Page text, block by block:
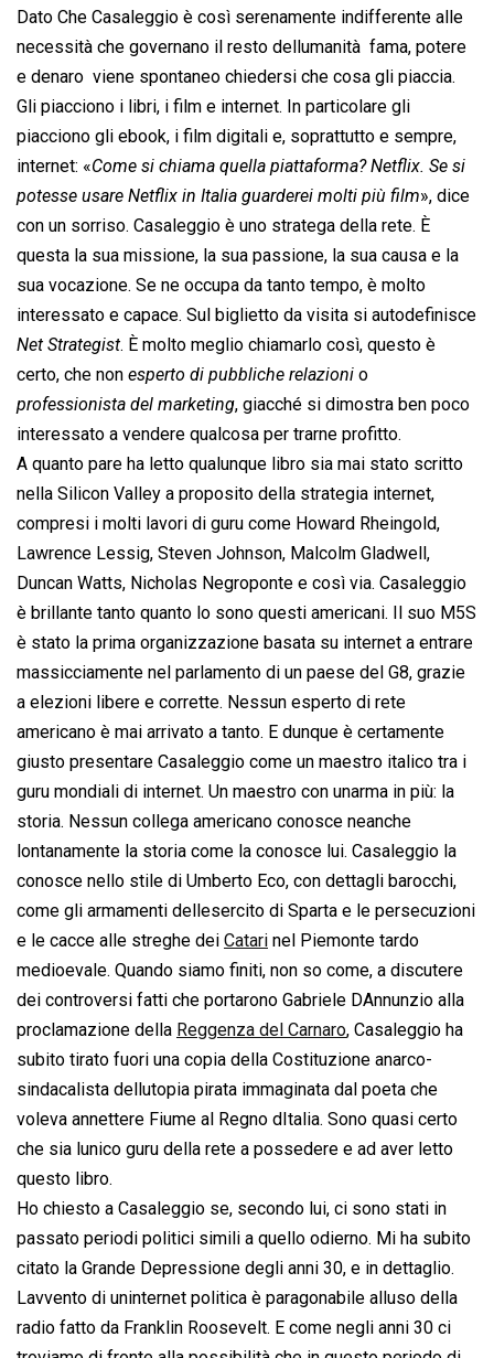
Dato Che Casaleggio è così serenamente indifferente alle
necessità che governano il resto dellumanità  fama, potere
e denaro  viene spontaneo chiedersi che cosa gli piaccia.
Gli piacciono i libri, i film e internet. In particolare gli
piacciono gli ebook, i film digitali e, soprattutto e sempre,
internet: «Come si chiama quella piattaforma? Netflix. Se si
potesse usare Netflix in Italia guarderei molti più film», dice
con un sorriso. Casaleggio è uno stratega della rete. È
questa la sua missione, la sua passione, la sua causa e la
sua vocazione. Se ne occupa da tanto tempo, è molto
interessato e capace. Sul biglietto da visita si autodefinisce
Net Strategist. È molto meglio chiamarlo così, questo è
certo, che non  esperto di pubbliche relazioni  o
professionista del marketing, giacché si dimostra ben poco
interessato a vendere qualcosa per trarne profitto.
A quanto pare ha letto qualunque libro sia mai stato scritto
nella Silicon Valley a proposito della strategia internet,
compresi i molti lavori di guru come Howard Rheingold,
Lawrence Lessig, Steven Johnson, Malcolm Gladwell,
Duncan Watts, Nicholas Negroponte e così via. Casaleggio
è brillante tanto quanto lo sono questi americani. Il suo M5S
è stato la prima organizzazione basata su internet a entrare
massicciamente nel parlamento di un paese del G8, grazie
a elezioni libere e corrette. Nessun esperto di rete
americano è mai arrivato a tanto. E dunque è certamente
giusto presentare Casaleggio come un maestro italico tra i
guru mondiali di internet. Un maestro con unarma in più: la
storia. Nessun collega americano conosce neanche
lontanamente la storia come la conosce lui. Casaleggio la
conosce nello stile di Umberto Eco, con dettagli barocchi,
come gli armamenti dellesercito di Sparta e le persecuzioni
e le cacce alle streghe dei Catari nel Piemonte tardo
medioevale. Quando siamo finiti, non so come, a discutere
dei controversi fatti che portarono Gabriele DAnnunzio alla
proclamazione della Reggenza del Carnaro, Casaleggio ha
subito tirato fuori una copia della Costituzione anarco-
sindacalista dellutopia pirata immaginata dal poeta che
voleva annettere Fiume al Regno dItalia. Sono quasi certo
che sia lunico guru della rete a possedere e ad aver letto
questo libro.
Ho chiesto a Casaleggio se, secondo lui, ci sono stati in
passato periodi politici simili a quello odierno. Mi ha subito
citato la Grande Depressione degli anni 30, e in dettaglio.
Lavvento di uninternet politica è paragonabile alluso della
radio fatto da Franklin Roosevelt. E come negli anni 30 ci